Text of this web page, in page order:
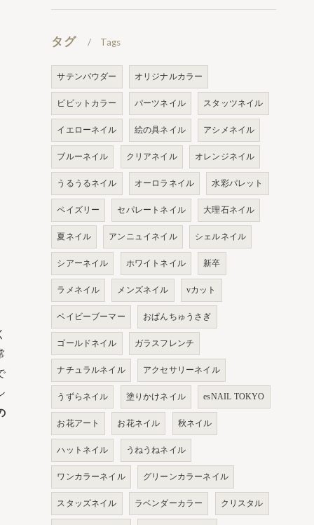
タグ Tags
サテンパウダー オリジナルカラー
ビビットカラー パーツネイル スタッツネイル
イエローネイル 絵の具ネイル アシメネイル
ブルーネイル クリアネイル オレンジネイル
うるうるネイル オーロラネイル 水彩パレット
ペイズリー セパレートネイル 大理石ネイル
夏ネイル アンニュイネイル シェルネイル
シアーネイル ホワイトネイル 新卒
ラメネイル メンズネイル vカット
ベイビーブーマー おぱんちゅうさぎ
ゴールドネイル ガラスフレンチ
ナチュラルネイル アクセサリーネイル
うずらネイル 塗りかけネイル esNAIL TOKYO
お花アート お花ネイル 秋ネイル
ハットネイル うねうねネイル
ワンカラーネイル グリーンカラーネイル
スタッズネイル ラベンダーカラー クリスタル